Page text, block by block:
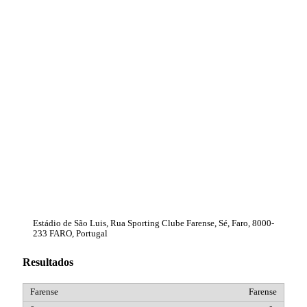
Estádio de São Luis, Rua Sporting Clube Farense, Sé, Faro, 8000-
233 FARO, Portugal
Resultados
Farense